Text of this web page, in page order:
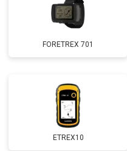
FORETREX 701
ETREX10